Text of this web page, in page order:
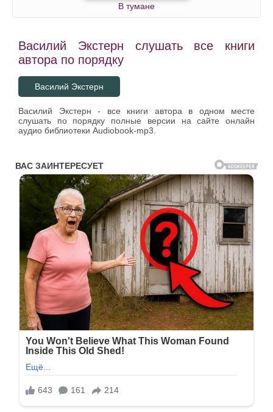
В тумане
Василий Экстерн слушать все книги
автора по порядку
Василий Экстерн
Василий Экстерн - все книги автора в одном месте
слушать по порядку полные версии на сайте онлайн
аудио библиотеки Audiobook-mp3.